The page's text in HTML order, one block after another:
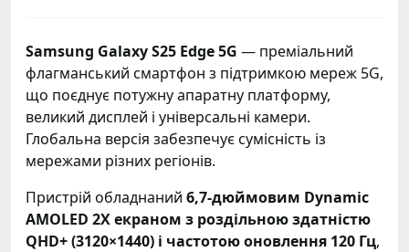
Samsung Galaxy S25 Edge 5G — преміальний
флагманський смартфон з підтримкою мереж 5G,
що поєднує потужну апаратну платформу,
великий дисплей і універсальні камери.
Глобальна версія забезпечує сумісність із
мережами різних регіонів.
Пристрій обладнаний 6,7-дюймовим Dynamic
AMOLED 2X екраном з роздільною здатністю
QHD+ (3120×1440) і частотою оновлення 120 Гц,